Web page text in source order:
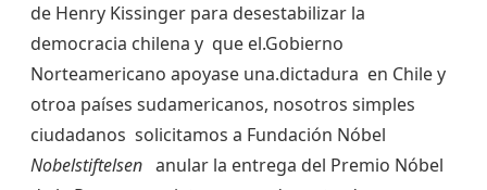
de Henry Kissinger para desestabilizar la
democracia chilena y que el.Gobierno
Norteamericano apoyase una.dictadura en Chile y
otroa países sudamericanos, nosotros simples
ciudadanos solicitamos a Fundación Nóbel
Nobelstiftelsen anular la entrega del Premio Nóbel